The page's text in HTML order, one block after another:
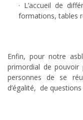
· L’accueil de
formations, tables
Enfin, pour notre
primordial de
personnes de se
d’égalité, de